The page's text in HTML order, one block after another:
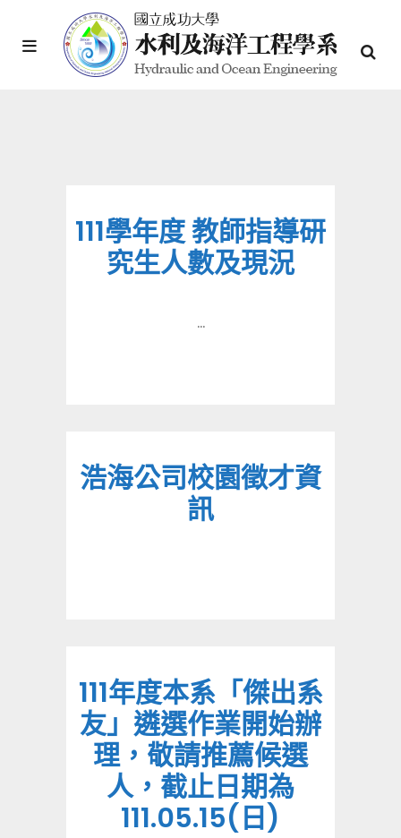
111學年度 教師指導研
究生人數及現況
...
浩海公司校園徵才資
訊
111年度本系「傑出系
友」遴選作業開始辦
理，敬請推薦候選
人，截止日期為
111.05.15(日)